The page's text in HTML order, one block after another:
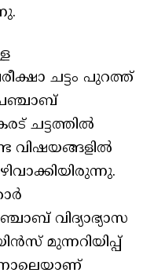
ചട്ടം പുറത്ത്
ചട്ടത്തില്‍
വിഷയങ്ങളില്‍
വിദ്യാഭ്യാസ
മുന്നറിയിപ്പ്